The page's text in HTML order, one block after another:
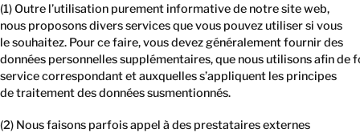
(1) Outre l’utilisation purement informative de notre site web,
nous proposons divers services que vous pouvez utiliser si vous
le souhaitez. Pour ce faire, vous devez généralement fournir des
données personnelles supplémentaires, que nous utilisons afin de
service correspondant et auxquelles s’appliquent les principes
de traitement des données susmentionnés.
(2) Nous faisons parfois appel à des prestataires externes